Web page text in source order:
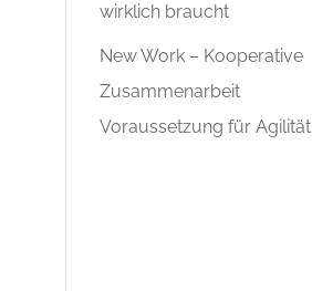
wirklich braucht
New Work – Kooperative
Zusammenarbeit
Voraussetzung für Agilität